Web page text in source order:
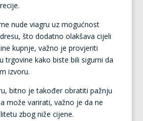
nude viagru uz mogućnost
što dodatno olakšava cijeli
kupnje, važno je provjeriti
trgovine kako biste bili sigurni da
izvoru.
bitno je također obratiti pažnju
može varirati, važno je da ne
zbog niže cijene.